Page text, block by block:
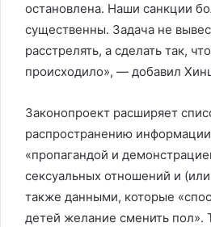
остановлена. Наши санкции
существенны. Задача не
расстрелять, а сделать так,
происходило», — добавил
Законопроект расширяет
распространению
«пропагандой и
сексуальных отношений и
также данными, которые
детей желание сменить пол».